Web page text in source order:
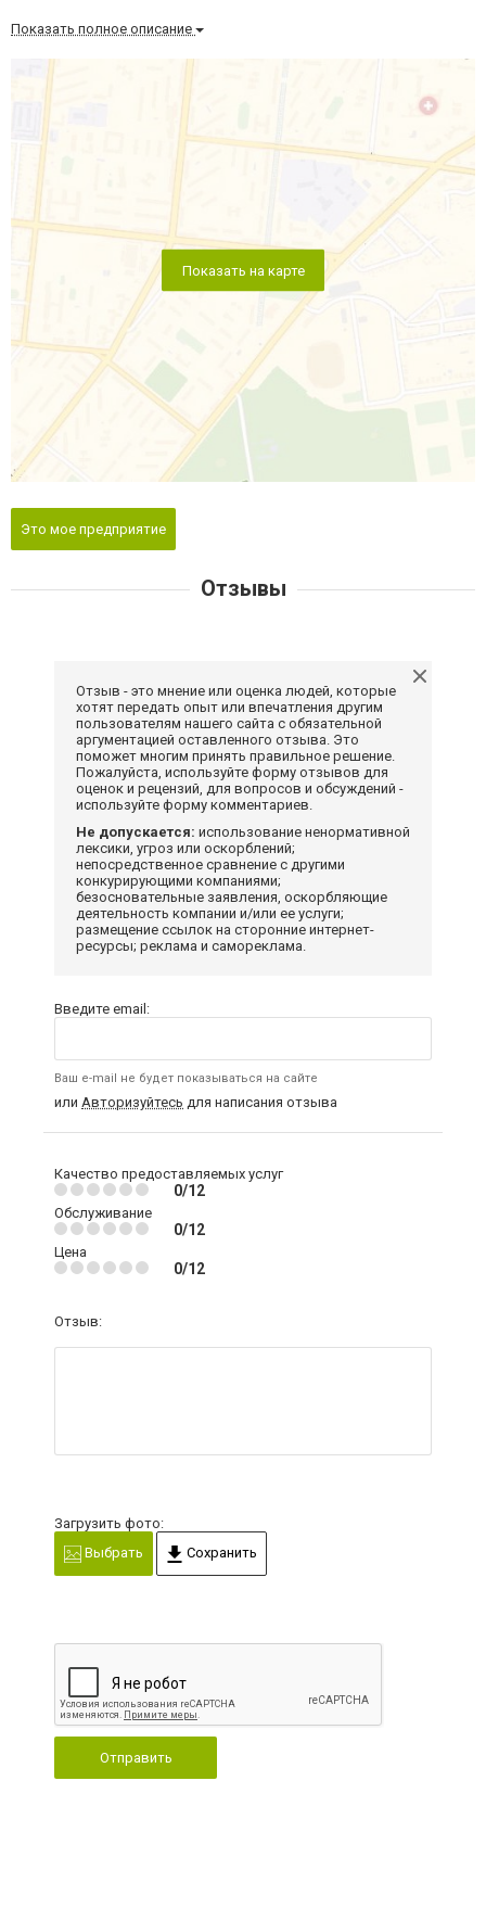
Показать полное описание
Показать на карте
Это мое предприятие
Отзывы
Отзыв - это мнение или оценка людей, которые
хотят передать опыт или впечатления другим
пользователям нашего сайта с обязательной
аргументацией оставленного отзыва. Это
поможет многим принять правильное решение.
Пожалуйста, используйте форму отзывов для
оценок и рецензий, для вопросов и обсуждений -
используйте форму комментариев.
Не допускается: использование ненормативной
лексики, угроз или оскорблений;
непосредственное сравнение с другими
конкурирующими компаниями;
безосновательные заявления, оскорбляющие
деятельность компании и/или ее услуги;
размещение ссылок на сторонние интернет-
ресурсы; реклама и самореклама.
Введите email:
Ваш e-mail не будет показываться на сайте
или Авторизуйтесь для написания отзыва
Качество предоставляемых услуг
0/12
Обслуживание
0/12
Цена
0/12
Отзыв:
Загрузить фото:
Выбрать
Сохранить
Отправить